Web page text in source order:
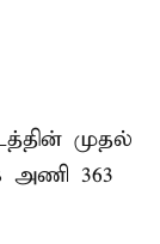
முதல்
அணி 363